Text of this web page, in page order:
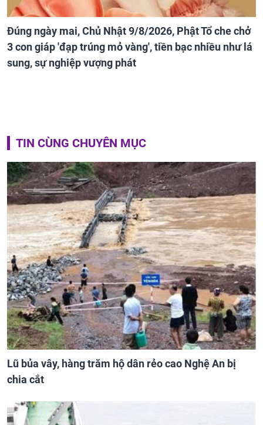
Đúng ngày mai, Chủ Nhật 9/8/2026, Phật Tổ che chở
3 con giáp 'đạp trúng mỏ vàng', tiền bạc nhiều như lá
sung, sự nghiệp vượng phát
TIN CÙNG CHUYÊN MỤC
Lũ bủa vây, hàng trăm hộ dân rẻo cao Nghệ An bị
chia cắt